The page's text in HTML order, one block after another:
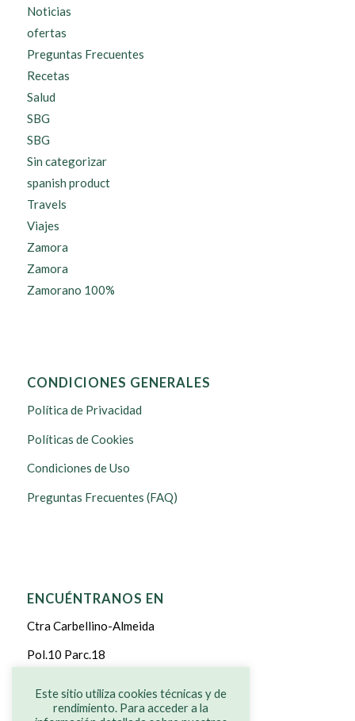
Noticias
ofertas
Preguntas Frecuentes
Recetas
Salud
SBG
SBG
Sin categorizar
spanish product
Travels
Viajes
Zamora
Zamora
Zamorano 100%
CONDICIONES GENERALES
Política de Privacidad
Políticas de Cookies
Condiciones de Uso
Preguntas Frecuentes (FAQ)
ENCUÉNTRANOS EN
Ctra Carbellino-Almeida
Pol.10 Parc.18
ZAMORA
Este sitio utiliza cookies técnicas y de
rendimiento. Para acceder a la